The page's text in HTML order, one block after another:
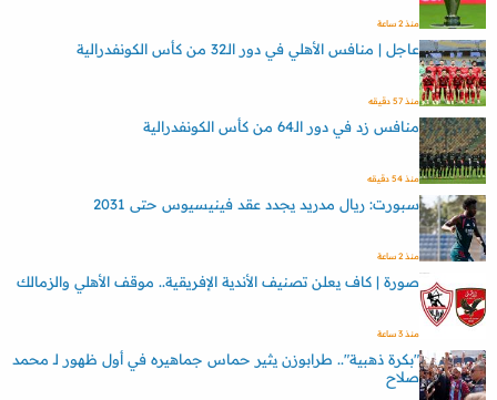
منذ 2 ساعة
عاجل | منافس الأهلي في دور الـ32 من كأس الكونفدرالية
منذ 57 دقيقه
منافس زد في دور الـ64 من كأس الكونفدرالية
منذ 54 دقيقه
سبورت: ريال مدريد يجدد عقد فينيسيوس حتى 2031
منذ 2 ساعة
صورة | كاف يعلن تصنيف الأندية الإفريقية.. موقف الأهلي والزمالك
منذ 3 ساعة
"بكرة ذهبية".. طرابوزن يثير حماس جماهيره في أول ظهور لـ محمد
صلاح